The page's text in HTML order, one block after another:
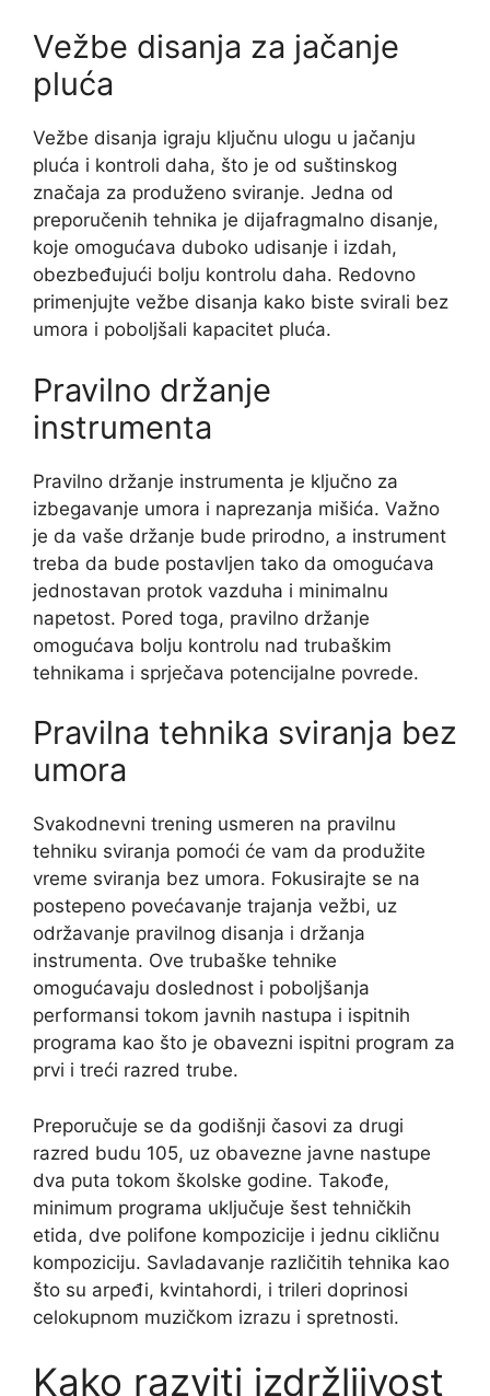
Vežbe disanja za jačanje
pluća
Vežbe disanja igraju ključnu ulogu u jačanju
pluća i kontroli daha, što je od suštinskog
značaja za produženo sviranje. Jedna od
preporučenih tehnika je dijafragmalno disanje,
koje omogućava duboko udisanje i izdah,
obezbeđujući bolju kontrolu daha. Redovno
primenjujte vežbe disanja kako biste svirali bez
umora i poboljšali kapacitet pluća.
Pravilno držanje
instrumenta
Pravilno držanje instrumenta je ključno za
izbegavanje umora i naprezanja mišića. Važno
je da vaše držanje bude prirodno, a instrument
treba da bude postavljen tako da omogućava
jednostavan protok vazduha i minimalnu
napetost. Pored toga, pravilno držanje
omogućava bolju kontrolu nad trubaškim
tehnikama i sprječava potencijalne povrede.
Pravilna tehnika sviranja bez
umora
Svakodnevni trening usmeren na pravilnu
tehniku sviranja pomoći će vam da produžite
vreme sviranja bez umora. Fokusirajte se na
postepeno povećavanje trajanja vežbi, uz
održavanje pravilnog disanja i držanja
instrumenta. Ove trubaške tehnike
omogućavaju doslednost i poboljšanja
performansi tokom javnih nastupa i ispitnih
programa kao što je obavezni ispitni program za
prvi i treći razred trube.
Preporučuje se da godišnji časovi za drugi
razred budu 105, uz obavezne javne nastupe
dva puta tokom školske godine. Takođe,
minimum programa uključuje šest tehničkih
etida, dve polifone kompozicije i jednu cikličnu
kompoziciju. Savladavanje različitih tehnika kao
što su arpeđi, kvintahordi, i trileri doprinosi
celokupnom muzičkom izrazu i spretnosti.
Kako razviti izdržljivost